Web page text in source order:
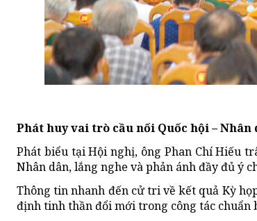
Phát huy vai trò cầu nối Quốc hội –
Phát biểu tại Hội nghị, ông Phan Chí Hiếu
Nhân dân, lắng nghe và phản ánh đầy đủ ý
Thông tin nhanh đến cử tri về kết quả Kỳ
định tinh thần đổi mới trong công tác chuẩn